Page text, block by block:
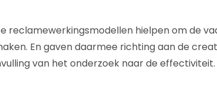
reclamewerkingsmodellen hielpen om de
En gaven daarmee richting aan de
van het onderzoek naar de effectiviteit.